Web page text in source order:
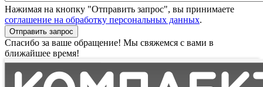
Нажимая на кнопку "Отправить запрос", вы принимаете
соглашение на обработку персональных данных.
Отправить запрос
Спасибо за ваше обращение! Мы свяжемся с вами в
ближайшее время!